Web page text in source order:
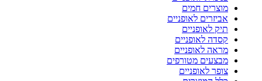
מוצרים חמים
אביזרים לאופניים
תיק לאופניים
קסדה לאופניים
מראה לאופניים
מבצעים מטורפים
צופר לאופניים